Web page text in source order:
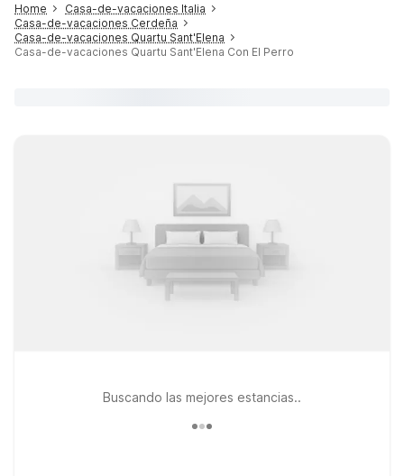
Home
Casa-de-vacaciones Italia
Casa-de-vacaciones Cerdeña
Casa-de-vacaciones Quartu Sant'Elena
Casa-de-vacaciones Quartu Sant'Elena Con El Perro
Buscando las mejores estancias..